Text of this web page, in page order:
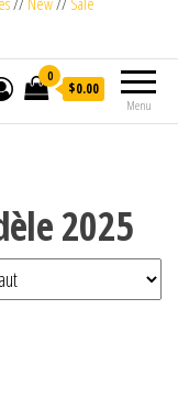
Menu
0
$0.00
2025